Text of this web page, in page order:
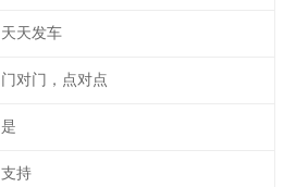
天天发车
门对门，点对点
是
支持